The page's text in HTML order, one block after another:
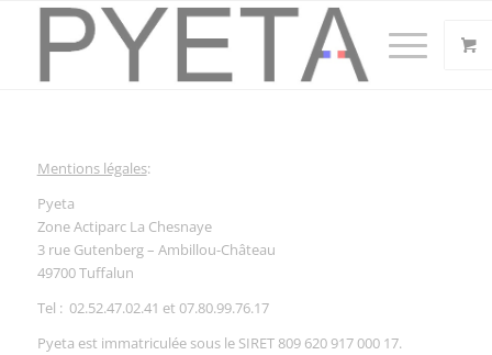
Mentions légales:
Pyeta
Zone Actiparc La Chesnaye
3 rue Gutenberg – Ambillou-Château
49700 Tuffalun
Tel : 02.52.47.02.41 et 07.80.99.76.17
Pyeta est immatriculée sous le SIRET 809 620 917 000 17.